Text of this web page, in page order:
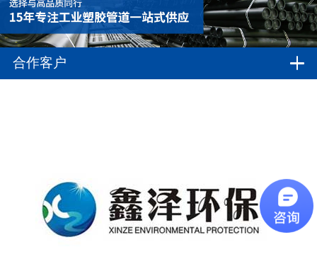
合作客户